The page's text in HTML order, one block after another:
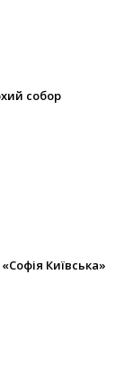
собор
Київська»